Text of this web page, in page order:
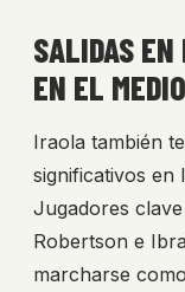
SALIDAS EN
EN EL
Iraola también
significativos en
Jugadores
Robertson e
marcharse